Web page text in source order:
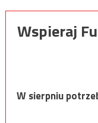
Wspieraj
W sierpniu